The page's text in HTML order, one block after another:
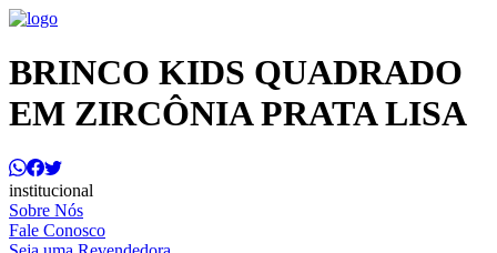
BRINCO KIDS QUADRADO
EM ZIRCÔNIA PRATA LISA
institucional
Sobre Nós
Fale Conosco